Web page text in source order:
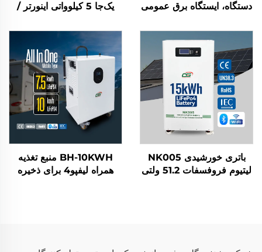
دستگاه، ایستگاه برق عمومی
ذخیره انرژی خانگی به همراه
اینورتر و باتری خورشیدی
یک‌جا 5 کیلوواتی اینورتر /
(LiFePO4) 15 کیلووات
ساعتی سیستم خورشیدی
خانگی سیستم ذخیره انرژی
خانه
باتری خورشیدی NK005
لیتیوم فروفسفات 51.2 ولتی
BH-10KWH منبع تغذیه
همراه لیفپو4 برای ذخیره